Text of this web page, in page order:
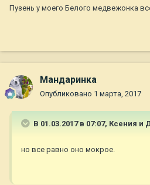
Пузень у моего Белого медвежонка
Мандаринка
Опубликовано 1 марта, 2017
В 01.03.2017 в 07:07, Ксения и
но все равно оно мокрое.